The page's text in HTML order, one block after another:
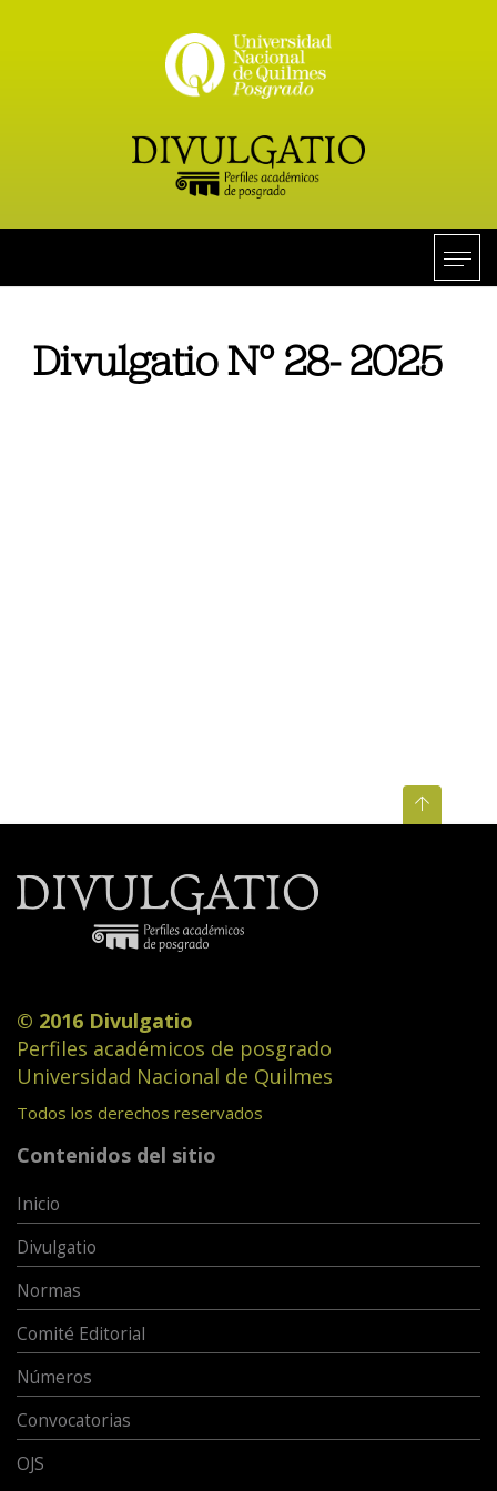
Divulgatio N° 28- 2025
© 2016 Divulgatio
Perfiles académicos de posgrado
Universidad Nacional de Quilmes
Todos los derechos reservados
Contenidos del sitio
Inicio
Divulgatio
Normas
Comité Editorial
Números
Convocatorias
OJS